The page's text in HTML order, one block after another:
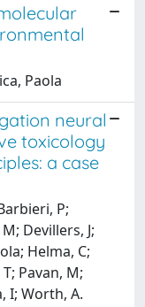
Paola
neural
toxicology
a case
P;
Devillers, J;
Helma, C;
Pavan, M;
I; Worth, A.